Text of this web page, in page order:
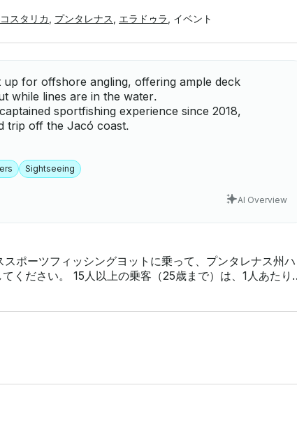
コスタリカ プンタレナス エラドゥラ イベント
up for offshore angling, offering ample deck
while lines are in the water.
sportfishing experience since 2018,
trip off the Jacó coast.
Sightseeing
AI Overview
ポーツフィッシングヨットに乗って、プンタレナス州ハ
まで）は、1人あたり
ートは船長と一緒にチャーターされており、便利な餌と
ナからで、近くにはアクセスしやすい場所がたくさんあ